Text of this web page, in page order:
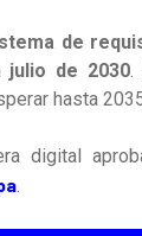
de
julio de 2030.
hasta
digital
.